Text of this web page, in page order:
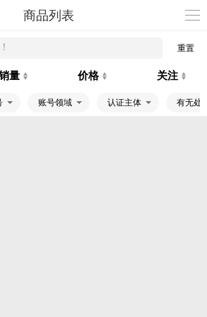
商品列表
重置
量 价格 关注
账号领域 认证主体 有无处